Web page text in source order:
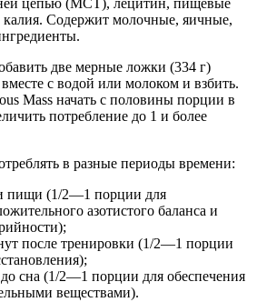
цепью (MCT), лецитин, пищевые
калия. Содержит молочные, яичные,
две мерные ложки (334 г)
с водой или молоком и взбить.
Mass начать с половины порции в
потребление до 1 и более
в разные периоды времени:
пищи (1/2—1 порции для
азотистого баланса и
после тренировки (1/2—1 порции
сна (1/2—1 порции для обеспечения
веществами).